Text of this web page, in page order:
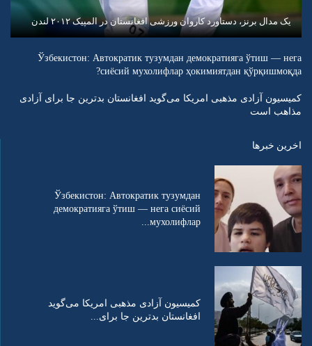
یک مدال برنز، دستاورد کاروان ورزشی افغانستان در المپیک ۲۰۱۲ لندن
Ўзбекистон: Автократик тузумдан демократияга ўтиш — нега
сиёсий мухолифлар ҳокимиятдан қўрқишмоқда?
کمیسیون آزادی مذهبی امریکا می‌گوید افغانستان بدترین جا برای آزادی
مذاهب است
اخرین خبرها
Ўзбекистон: Автократик тузумдан
демократияга ўтиш — нега сиёсий
мухолифлар...
کمیسیون آزادی مذهبی امریکا می‌گوید
افغانستان بدترین جا برای...